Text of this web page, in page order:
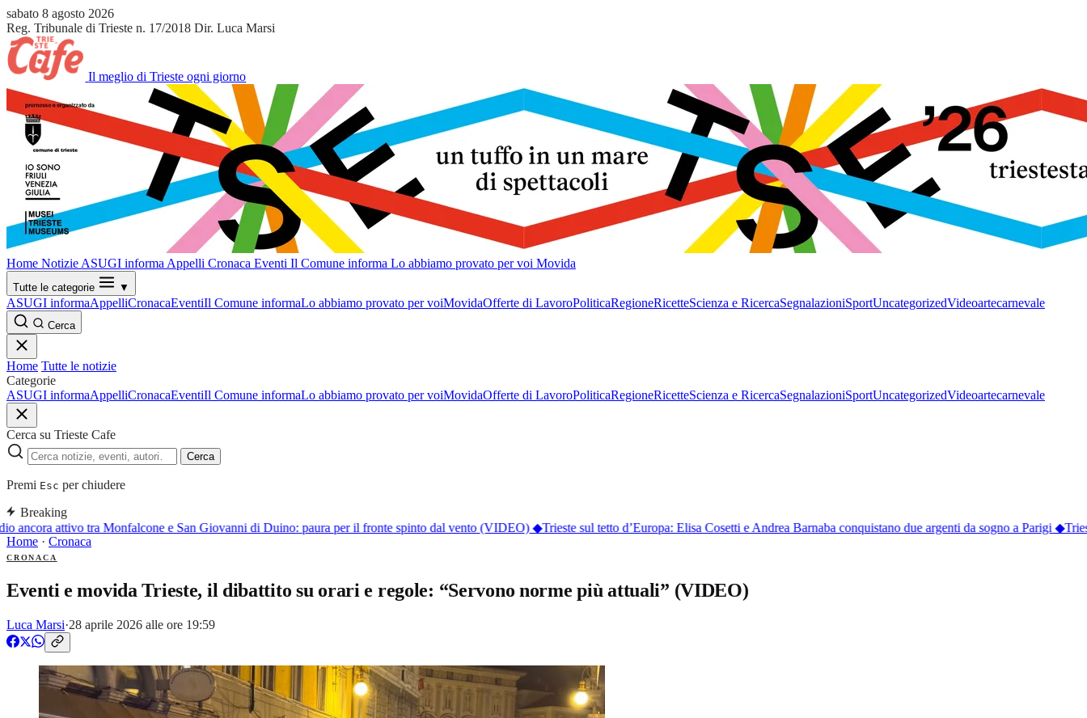
sabato 8 agosto 2026
Reg. Tribunale di Trieste n. 17/2018 Dir. Luca Marsi
Il meglio di Trieste ogni giorno
Home Notizie ASUGI informa Appelli Cronaca Eventi Il Comune informa Lo abbiamo provato per voi Movida
Tutte le categorie ▼
ASUGI informaAppelliCronacaEventiIl Comune informaLo abbiamo provato per voiMovidaOfferte di LavoroPoliticaRegioneRicetteScienza e RicercaSegnalazioniSportUncategorizedVideoartecarnevale
Cerca
Home Tutte le notizie
Categorie
ASUGI informaAppelliCronacaEventiIl Comune informaLo abbiamo provato per voiMovidaOfferte di LavoroPoliticaRegioneRicetteScienza e RicercaSegnalazioniSportUncategorizedVideoartecarnevale
Cerca su Trieste Cafe
Cerca
Premi Esc per chiudere
Breaking
ancora attivo tra Monfalcone e San Giovanni di Duino: paura per il fronte spinto dal vento (VIDEO)◆Trieste sul tetto d’Europa: Elisa Cosetti e Andrea Barnaba conquistano due argenti da sogno a Parigi◆
Home · Cronaca
CRONACA
Eventi e movida Trieste, il dibattito su orari e regole: “Servono norme più attuali” (VIDEO)
Luca Marsi·28 aprile 2026 alle ore 19:59